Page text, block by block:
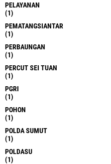
PELAYANAN
(1)
PEMATANGSIANTAR
(1)
PERBAUNGAN
(1)
PERCUT SEI TUAN
(1)
PGRI
(1)
POHON
(1)
POLDA SUMUT
(1)
POLDASU
(1)